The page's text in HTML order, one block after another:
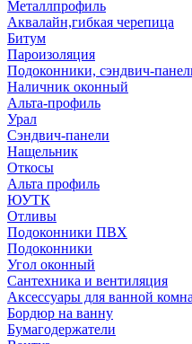
Металлпрофиль
Аквалайн,гибкая черепица
Битум
Пароизоляция
Подоконники, сэндвич-
Наличник оконный
Альта-профиль
Урал
Сэндвич-панели
Нащельник
Откосы
Альта профиль
ЮУТК
Отливы
Подоконники ПВХ
Подоконники
Угол оконный
Сантехника и вентиляция
Аксессуары для ванной
Бордюр на ванну
Бумагодержатели